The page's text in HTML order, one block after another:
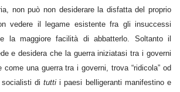
non può non desiderare la disfatta del proprio
vedere il legame esistente fra gli insuccessi
la maggiore facilità di abbatterlo. Soltanto il
e desidera che la guerra iniziatasi tra i governi
come una guerra tra i governi, trova “ridicola” od
socialisti ditutti i paesi belligeranti manifestino e